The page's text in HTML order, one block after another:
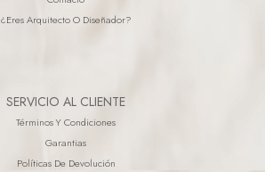
¿eres Arquitecto O Diseñador?
SERVICIO AL CLIENTE
Términos Y Condiciones
Garantias
Políticas De Devolución